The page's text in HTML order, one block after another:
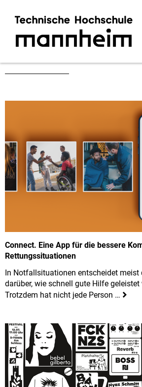
Connect. Eine App für die bessere
Rettungssituationen
In Notfallsituationen entscheidet
darüber, wie schnell gute Hilfe geleistet
Trotzdem hat nicht jede Person …